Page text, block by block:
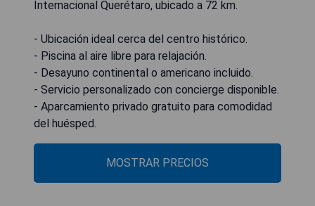
Internacional Querétaro, ubicado a 72 km.
- Ubicación ideal cerca del centro histórico.
- Piscina al aire libre para relajación.
- Desayuno continental o americano incluido.
- Servicio personalizado con concierge disponible.
- Aparcamiento privado gratuito para comodidad
del huésped.
MOSTRAR PRECIOS